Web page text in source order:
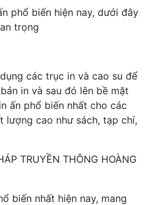
phổ biến hiện nay, dưới đây
trọng
các trục in và cao su để
in và sau đó lên bề mặt
ấn phổ biến nhất cho các
lượng cao như sách, tạp chí,
biến nhất hiện nay, mang